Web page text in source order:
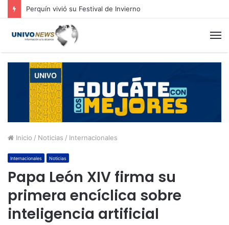
Perquín vivió su Festival de Invierno
Inicio / Noticias / Internacionales
Internacionales Noticias
Papa León XIV firma su
primera encíclica sobre
inteligencia artificial